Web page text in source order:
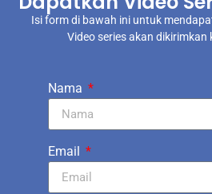
Isi form di bawah ini untuk
Video series akan dikirimkan
Nama
Email